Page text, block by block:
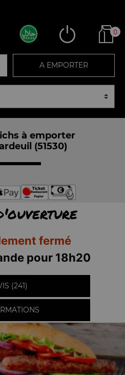
0
A EMPORTER
à emporter
(51530)
fermé
pour 18h20
(241)